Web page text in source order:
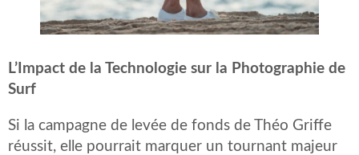
L’Impact de la Technologie sur la Photographie de
Surf
Si la campagne de levée de fonds de Théo Griffe
réussit, elle pourrait marquer un tournant majeur